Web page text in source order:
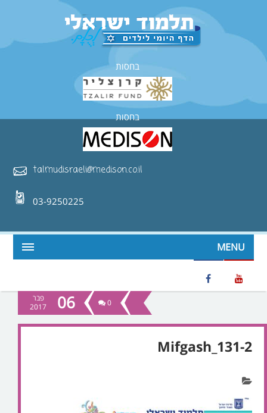
בחסות
בחסות
talmudisraeli@medison.co.il
03-9250225
MENU
06
פבר
2017
0
Mifgash_131-2